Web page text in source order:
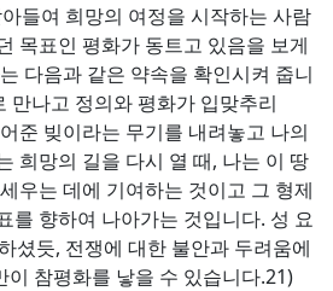
들여 희망의 여정을 시작하는 사람
목표인 평화가 동트고 있음을 보게
다음과 같은 약속을 확인시켜 줍니
만나고 정의와 평화가 입맞추리
준 빚이라는 무기를 내려놓고 나의
희망의 길을 다시 열 때, 나는 이 땅
우는 데에 기여하는 것이고 그 형제
를 향하여 나아가는 것입니다. 성 요
셨듯, 전쟁에 대한 불안과 두려움에
이 참평화를 낳을 수 있습니다.21)